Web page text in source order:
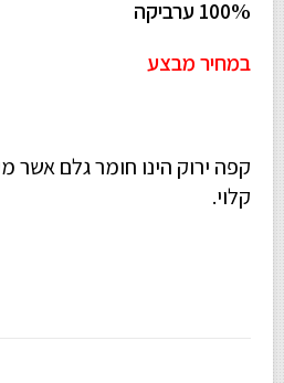
100% ערביקה
במחיר מבצע
קפה ירוק הינו חומר גלם
קלוי.